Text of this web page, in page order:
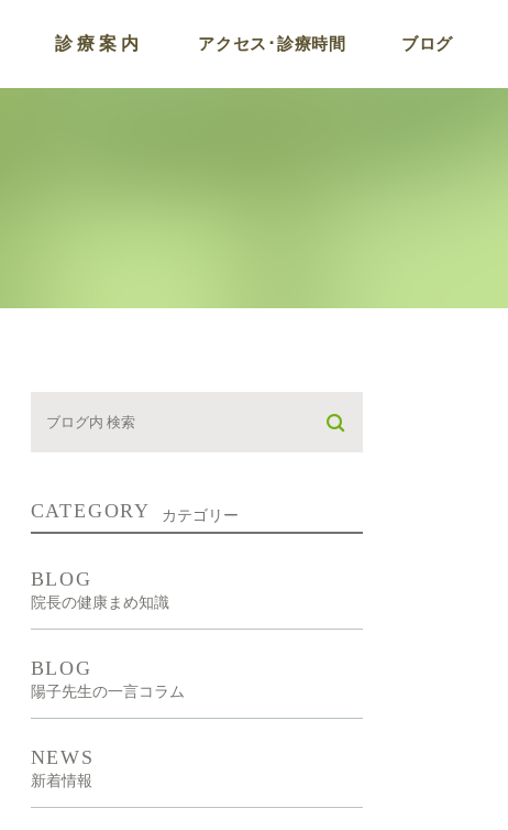
診療案内
新型出生前診断
アクセス･診療時間 ブログ
CATEGORY カテゴリー
BLOG
院長の健康まめ知識
BLOG
陽子先生の一言コラム
NEWS
新着情報